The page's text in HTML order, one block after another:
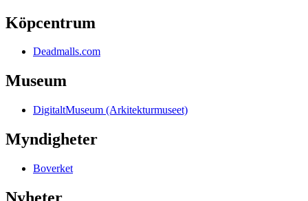
Köpcentrum
Deadmalls.com
Museum
DigitaltMuseum (Arkitekturmuseet)
Myndigheter
Boverket